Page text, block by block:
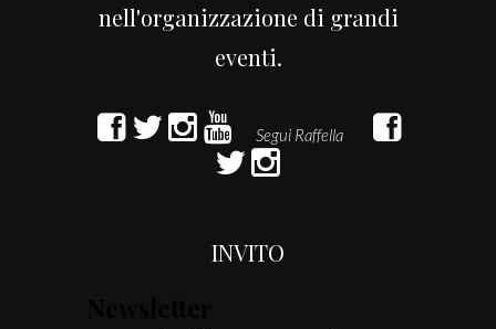
nell'organizzazione di grandi
eventi.
INVITO